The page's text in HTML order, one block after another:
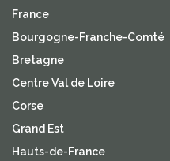
France
Bourgogne-Franche-Comté
Bretagne
Centre Val de Loire
Corse
Grand Est
Hauts-de-France